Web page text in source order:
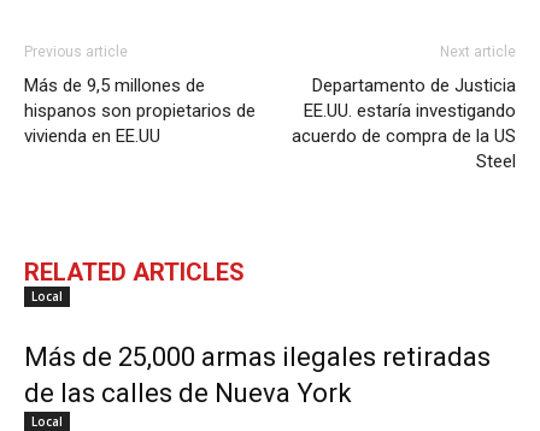
Previous article
Más de 9,5 millones de
hispanos son propietarios de
vivienda en EE.UU
Next article
Departamento de Justicia
EE.UU. estaría investigando
acuerdo de compra de la US
Steel
RELATED ARTICLES
Local
Más de 25,000 armas ilegales retiradas
de las calles de Nueva York
Local